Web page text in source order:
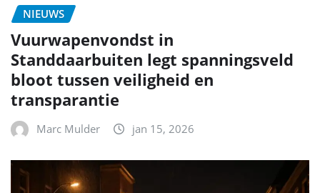
NIEUWS
Vuurwapenvondst in
Standdaarbuiten legt spanningsveld
bloot tussen veiligheid en
transparantie
Marc Mulder jan 15, 2026